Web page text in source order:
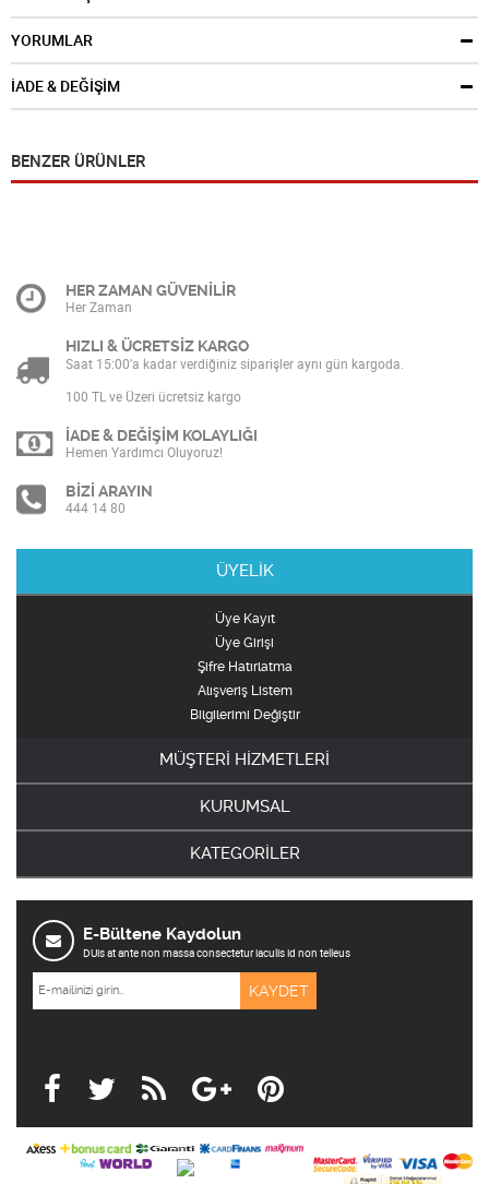
YORUMLAR
İADE & DEĞİŞİM
BENZER ÜRÜNLER
HER ZAMAN GÜVENİLİR
Her Zaman
HIZLI & ÜCRETSİZ KARGO
Saat 15:00’a kadar verdiğiniz siparişler aynı gün kargoda.
100 TL ve Üzeri ücretsiz kargo
İADE & DEĞİŞİM KOLAYLIĞI
Hemen Yardımcı Oluyoruz!
BİZİ ARAYIN
444 14 80
ÜYELİK
Üye Kayıt
Üye Girişi
Şifre Hatırlatma
Alışveriş Listem
Bilgilerimi Değiştir
MÜŞTERİ HİZMETLERİ
KURUMSAL
KATEGORİLER
E-Bültene Kaydolun
DUis at ante non massa consectetur iaculis id non telleus